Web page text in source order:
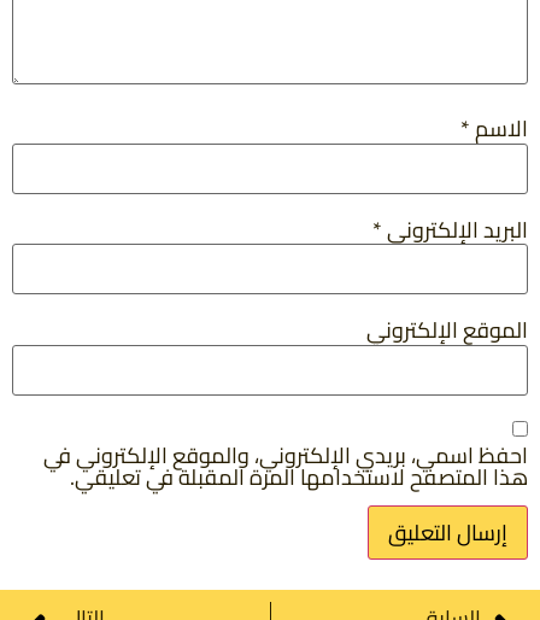
الاسم*
البريد الإلكتروني*
الموقع الإلكتروني
احفظ اسمي، بريدي الإلكتروني، والموقع الإلكتروني في
هذا المتصفح لاستخدامها المرة المقبلة في تعليقي.